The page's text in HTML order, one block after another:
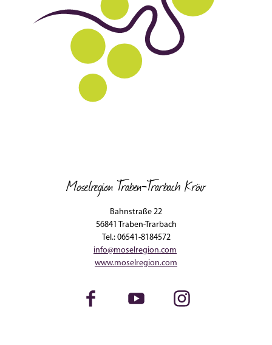
Moselregion Traben-Trarbach Kröv
Bahnstraße 22
56841 Traben-Trarbach
Tel.: 06541-8184572
info@moselregion.com
www.moselregion.com
Facebook Youtube Instagram